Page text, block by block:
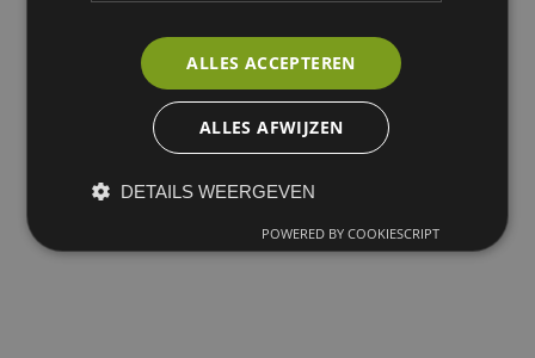
ALLES ACCEPTEREN
ALLES AFWIJZEN
DETAILS WEERGEVEN
POWERED BY COOKIESCRIPT